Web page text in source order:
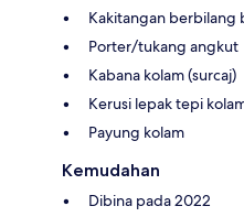
Kakitangan berbilang
Porter/tukang angkut
Kabana kolam (surcaj)
Kerusi lepak tepi
Payung kolam
Kemudahan
Dibina pada 2022